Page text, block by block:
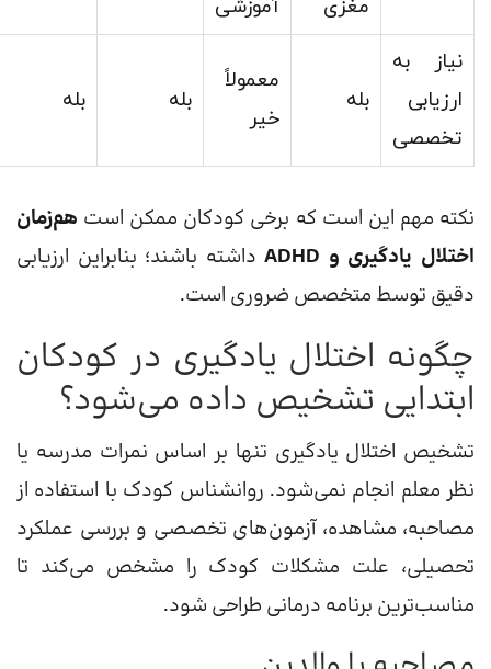
مغزی
آموزشی
نیاز به
ارزیابی
تخصصی
بله
معمولاً
خیر
بله بله
نکته مهم این است که برخی کودکان ممکن است هم‌زمان
اختلال یادگیری و ADHD
داشته باشند؛ بنابراین ارزیابی
دقیق توسط متخصص ضروری است.
چگونه اختلال یادگیری در کودکان
ابتدایی تشخیص داده می‌شود؟
تشخیص اختلال یادگیری تنها بر اساس نمرات مدرسه یا
نظر معلم انجام نمی‌شود. روانشناس کودک با استفاده از
مصاحبه، مشاهده، آزمون‌های تخصصی و بررسی عملکرد
تحصیلی، علت مشکلات کودک را مشخص می‌کند تا
مناسب‌ترین برنامه درمانی طراحی شود.